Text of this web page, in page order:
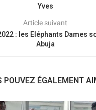
Yves
Article suivant
: les Eléphants Dames
Abuja
POUVEZ ÉGALEMENT